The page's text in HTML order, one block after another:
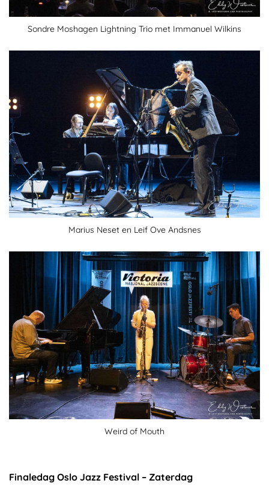
Sondre Moshagen Lightning Trio met Immanuel Wilkins
Marius Neset en Leif Ove Andsnes
Weird of Mouth
Finaledag Oslo Jazz Festival – Zaterdag